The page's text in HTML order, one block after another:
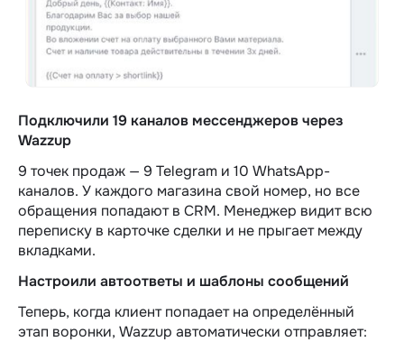
Подключили 19 каналов мессенджеров через
Wazzup
9 точек продаж — 9 Telegram и 10 WhatsApp-
каналов. У каждого магазина свой номер, но все
обращения попадают в CRM. Менеджер видит всю
переписку в карточке сделки и не прыгает между
вкладками.
Настроили автоответы и шаблоны сообщений
Теперь, когда клиент попадает на определённый
этап воронки, Wazzup автоматически отправляет: